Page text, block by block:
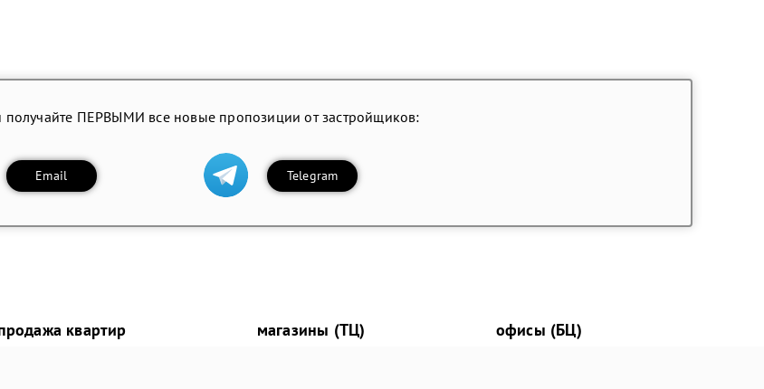
получайте ПЕРВЫМИ все новые пропозиции от застройщиков:
Email Telegram
квартир магазины (ТЦ) офисы (БЦ)